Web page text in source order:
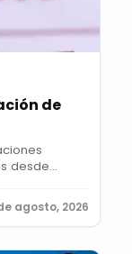
de
desde...
agosto, 2026